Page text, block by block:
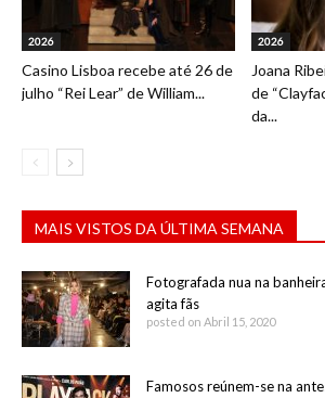
2026
Casino Lisboa recebe até 26 de
julho “Rei Lear” de William...
2026
Joana
de
da...
MAIS VISTOS DA ÚLTIMA SEMANA
Fotografada nua na
agita fãs
posted on Abril 15, 2020
Famosos reúnem-se na